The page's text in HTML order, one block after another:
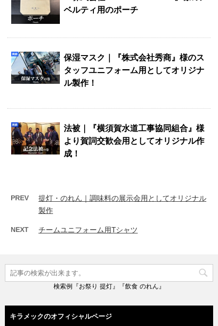
ベルティ用のポーチ
保湿マスク｜『株式会社秀商』様のス
タッフユニフォーム用としてオリジナ
ル製作！
法被｜『横須賀水道工事協同組合』様
より賀詞交歓会用としてオリジナル作
成！
PREV
提灯・のれん｜調味料の展示会用としてオリジナル
製作
NEXT チームユニフォーム用Tシャツ
検索例『お祭り 提灯』『飲食 のれん』
キラメックのオフィシャルページ